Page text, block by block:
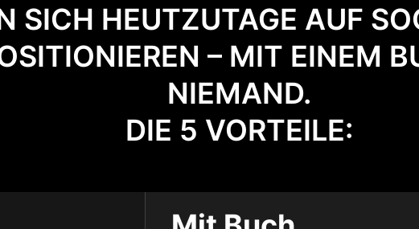
SICH HEUTZUTAGE AUF
– MIT EINEM
NIEMAND.
DIE 5 VORTEILE: